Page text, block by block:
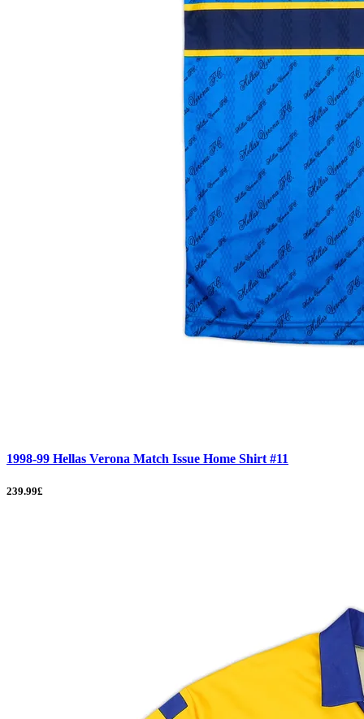
1998-99 Hellas Verona Match Issue Home Shirt #11
239.99£